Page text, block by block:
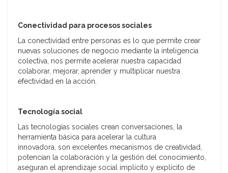
Conectividad para procesos sociales
La conectividad entre personas es lo que permite crear
nuevas soluciones de negocio mediante la inteligencia
colectiva, nos permite acelerar nuestra capacidad
colaborar, mejorar, aprender y multiplicar nuestra
efectividad en la acción.
Tecnología social
Las tecnologías sociales crean conversaciones, la
herramienta básica para acelerar la cultura
innovadora, son excelentes mecanismos de creatividad,
potencian la colaboración y la gestión del conocimiento,
aseguran el aprendizaje social implícito y explícito de